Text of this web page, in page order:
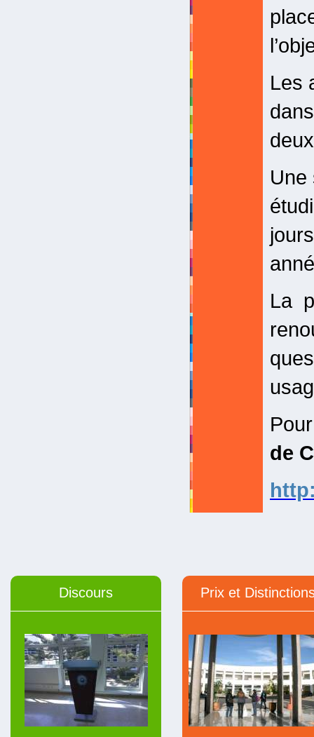
Les
Une
La
de
Discours Prix et